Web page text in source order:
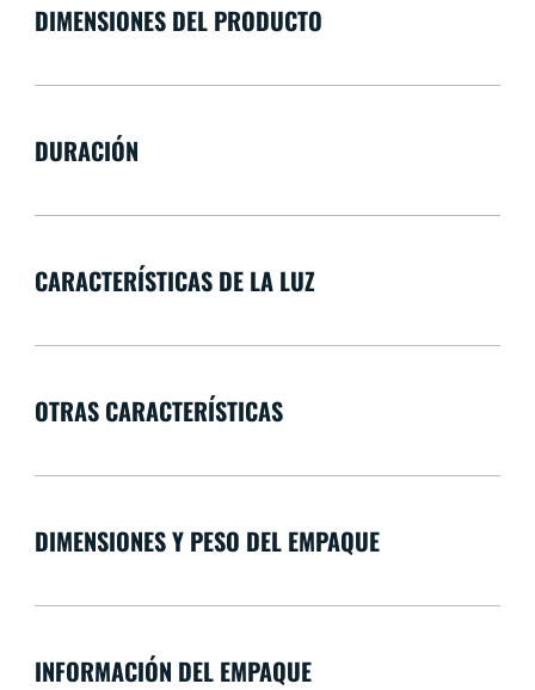
DIMENSIONES DEL PRODUCTO
DURACIÓN
CARACTERÍSTICAS DE LA LUZ
OTRAS CARACTERÍSTICAS
DIMENSIONES Y PESO DEL EMPAQUE
INFORMACIÓN DEL EMPAQUE